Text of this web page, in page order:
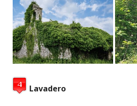
Lavadero